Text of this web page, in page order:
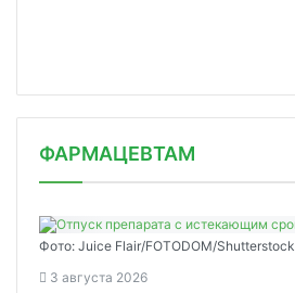
ФАРМАЦЕВТАМ
Фото: Juice Flair/FOTODOM/Shutterstoсk
3 августа 2026